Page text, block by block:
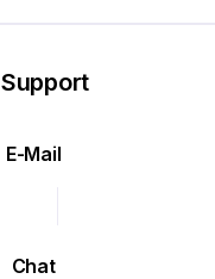
Support
E-Mail
Chat